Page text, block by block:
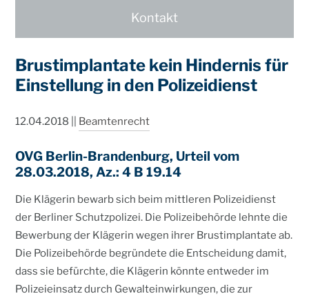
Kontakt
Brustimplantate kein Hindernis für
Einstellung in den Polizeidienst
12.04.2018 Beamtenrecht
OVG Berlin-Brandenburg, Urteil vom
28.03.2018, Az.: 4 B 19.14
Die Klägerin bewarb sich beim mittleren Polizeidienst
der Berliner Schutzpolizei. Die Polizeibehörde lehnte die
Bewerbung der Klägerin wegen ihrer Brustimplantate ab.
Die Polizeibehörde begründete die Entscheidung damit,
dass sie befürchte, die Klägerin könnte entweder im
Polizeieinsatz durch Gewalteinwirkungen, die zur